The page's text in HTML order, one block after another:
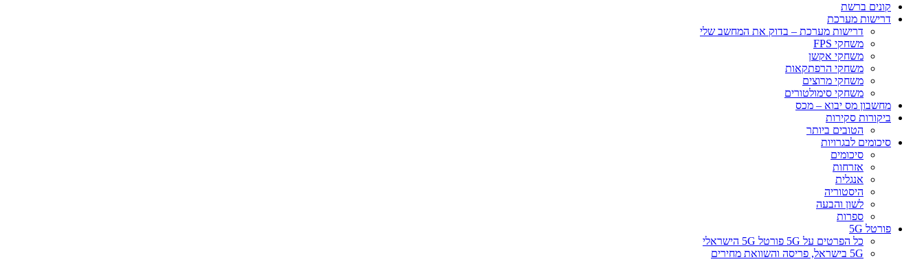
קונים ברשת
דרישות מערכת
דרישות מערכת – בדוק את המחשב שלי
משחקי FPS
משחקי אקשן
משחקי הרפתקאות
משחקי מרוצים
משחקי סימולטורים
מחשבון מס יבוא – מכס
ביקורות סקירות
הטובים ביותר
סיכומים לבגרויות
סיכומים
אזרחות
אנגלית
היסטוריה
לשון והבעה
ספרות
פורטל 5G
כל הפרטים על 5G פורטל 5G הישראלי
5G בישראל, פריסה והשוואת מחירים